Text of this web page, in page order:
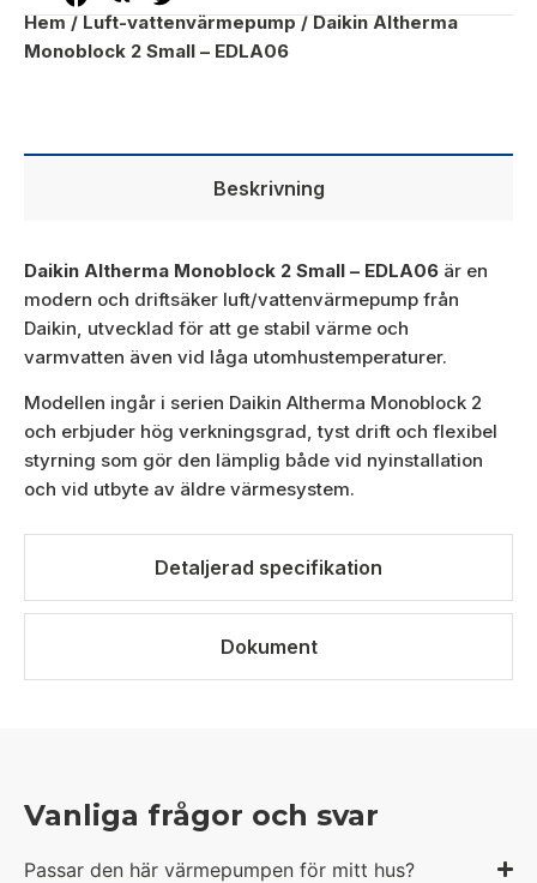
Hem/Luft-vattenvärmepump/ Daikin Altherma
Monoblock 2 Small – EDLA06
Beskrivning
Detaljerad specifikation
Dokument
Daikin Altherma Monoblock 2 Small – EDLA06 är en
modern och driftsäker luft/vattenvärmepump från
Daikin, utvecklad för att ge stabil värme och
varmvatten även vid låga utomhustemperaturer.
Modellen ingår i serien Daikin Altherma Monoblock 2
och erbjuder hög verkningsgrad, tyst drift och flexibel
styrning som gör den lämplig både vid nyinstallation
och vid utbyte av äldre värmesystem.
Vanliga frågor och svar
Passar den här värmepumpen för mitt hus?